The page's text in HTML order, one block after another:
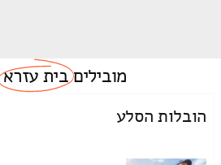
מוביליםבית עזרא
הובלות הסלע